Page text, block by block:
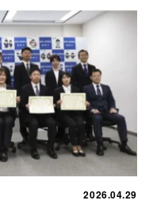
2026.04.29